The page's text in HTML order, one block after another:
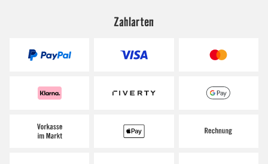
Zahlarten